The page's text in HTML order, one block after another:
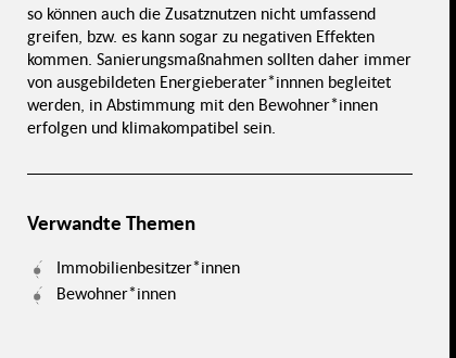
so können auch die Zusatznutzen nicht umfassend
greifen, bzw. es kann sogar zu negativen Effekten
kommen. Sanierungsmaßnahmen sollten daher immer
von ausgebildeten Energieberater*innnen begleitet
werden, in Abstimmung mit den Bewohner*innen
erfolgen und klimakompatibel sein.
Verwandte Themen
Immobilienbesitzer*innen
Bewohner*innen